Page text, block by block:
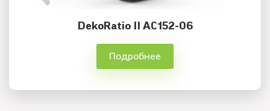
DekoRatio II AC152-06
Подробнее